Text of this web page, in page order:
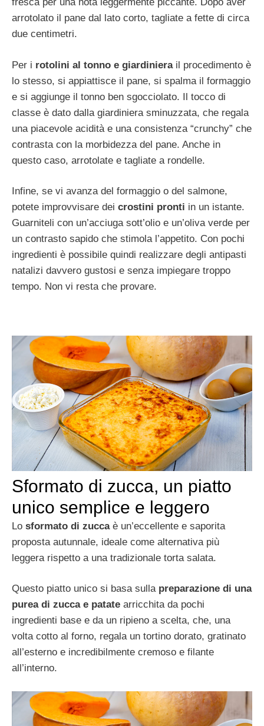
fresca per una nota leggermente piccante. Dopo aver
arrotolato il pane dal lato corto, tagliate a fette di circa
due centimetri.
Per i rotolini al tonno e giardinierail procedimento è
lo stesso, si appiattisce il pane, si spalma il formaggio
e si aggiunge il tonno ben sgocciolato. Il tocco di
classe è dato dalla giardiniera sminuzzata, che regala
una piacevole acidità e una consistenza “crunchy” che
contrasta con la morbidezza del pane. Anche in
questo caso, arrotolate e tagliate a rondelle.
Infine, se vi avanza del formaggio o del salmone,
potete improvvisare dei crostini pronti in un istante.
Guarniteli con un’acciuga sott’olio e un’oliva verde per
un contrasto sapido che stimola l’appetito. Con pochi
ingredienti è possibile quindi realizzare degli antipasti
natalizi davvero gustosi e senza impiegare troppo
tempo. Non vi resta che provare.
Sformato di zucca, un piatto
unico semplice e leggero
Lo sformato di zuccaè un’eccellente e saporita
proposta autunnale, ideale come alternativa più
leggera rispetto a una tradizionale torta salata.
Questo piatto unico si basa sulla preparazione di una
purea di zucca e patate arricchita da pochi
ingredienti base e da un ripieno a scelta, che, una
volta cotto al forno, regala un tortino dorato, gratinato
all’esterno e incredibilmente cremoso e filante
all’interno.